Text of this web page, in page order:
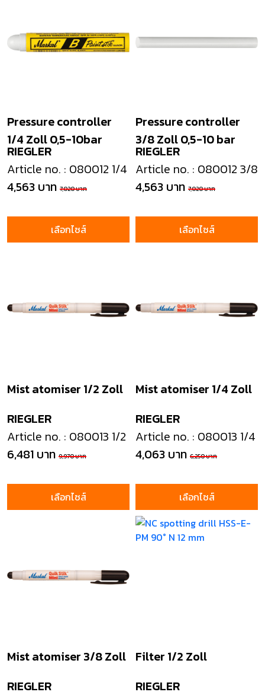
RIEGLER
Pressure controller
1/4 Zoll 0,5-10bar
Article no. : 080012 1/4
4,563 บาท 7,020 บาท
เลือกไซส์
RIEGLER
Pressure controller
3/8 Zoll 0,5-10 bar
Article no. : 080012 3/8
4,563 บาท 7,020 บาท
เลือกไซส์
RIEGLER
Mist atomiser 1/2 Zoll
Article no. : 080013 1/2
6,481 บาท 9,970 บาท
เลือกไซส์
RIEGLER
Mist atomiser 1/4 Zoll
Article no. : 080013 1/4
4,063 บาท 6,250 บาท
เลือกไซส์
RIEGLER
Mist atomiser 3/8 Zoll
RIEGLER
Filter 1/2 Zoll